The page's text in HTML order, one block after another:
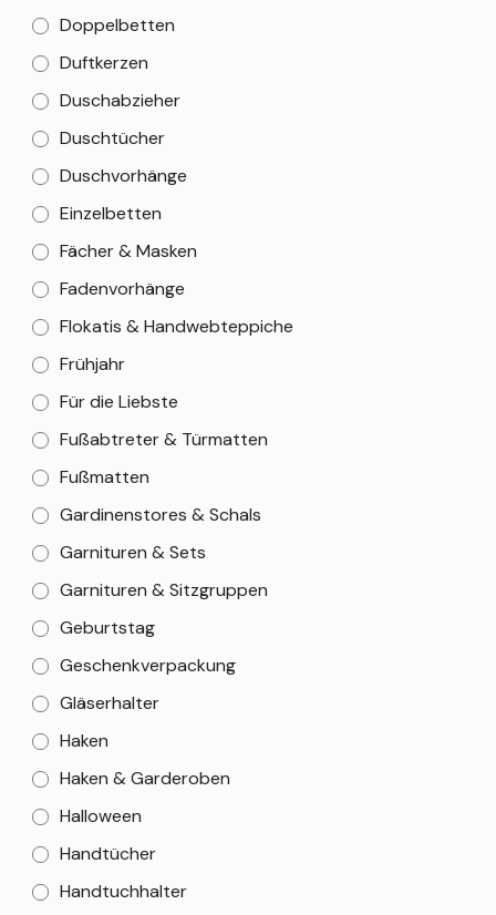
Doppelbetten
Duftkerzen
Duschabzieher
Duschtücher
Duschvorhänge
Einzelbetten
Fächer & Masken
Fadenvorhänge
Flokatis & Handwebteppiche
Frühjahr
Für die Liebste
Fußabtreter & Türmatten
Fußmatten
Gardinenstores & Schals
Garnituren & Sets
Garnituren & Sitzgruppen
Geburtstag
Geschenkverpackung
Gläserhalter
Haken
Haken & Garderoben
Halloween
Handtücher
Handtuchhalter